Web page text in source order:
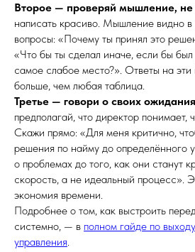
Второе — проверяй мышление, не
написать красиво. Мышление видно в
вопросы: «Почему ты принял это
«Что бы ты сделал иначе, если бы
самое слабое место?». Ответы на эти
больше, чем любая таблица.
Третье — говори о своих
предполагай, что директор понимает,
Скажи прямо: «Для меня критично,
решения по найму до определённого
о проблемах до того, как они станут
скорость, а не идеальный процесс».
экономия времени.
Подробнее о том, как выстроить
системно, — в полном гайде по
управления.